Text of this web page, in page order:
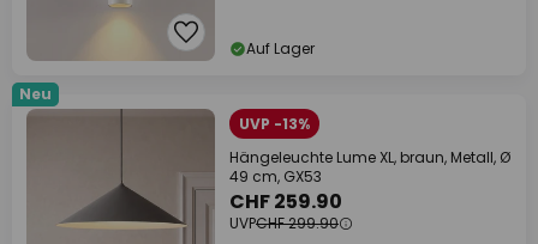
Auf Lager
Neu
UVP -13%
Hängeleuchte Lume XL, braun, Metall, Ø
49 cm, GX53
CHF 259.90
UVPCHF 299.90